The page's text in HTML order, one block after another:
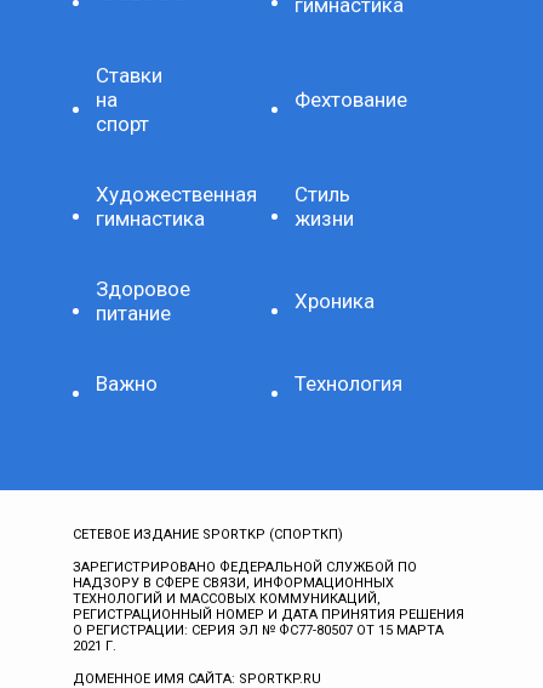
гимнастика
Ставки
на
спорт
Фехтование
Художественная
гимнастика
Стиль
жизни
Здоровое
питание
Хроника
Важно Технология
СЕТЕВОЕ ИЗДАНИЕ SPORTKP (СПОРТКП)
ЗАРЕГИСТРИРОВАНО ФЕДЕРАЛЬНОЙ СЛУЖБОЙ ПО
НАДЗОРУ В СФЕРЕ СВЯЗИ, ИНФОРМАЦИОННЫХ
ТЕХНОЛОГИЙ И МАССОВЫХ КОММУНИКАЦИЙ,
РЕГИСТРАЦИОННЫЙ НОМЕР И ДАТА ПРИНЯТИЯ РЕШЕНИЯ
О РЕГИСТРАЦИИ: СЕРИЯ ЭЛ № ФС77-80507 ОТ 15 МАРТА
2021 Г.
ДОМЕННОЕ ИМЯ САЙТА: SPORTKP.RU